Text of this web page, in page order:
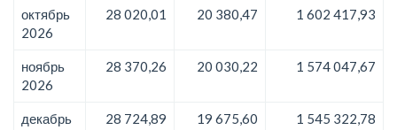
октябрь
2026
28 020,01 20 380,47 1 602 417,93
ноябрь
2026
28 370,26 20 030,22 1 574 047,67
декабрь
28 724,89 19 675,60 1 545 322,78